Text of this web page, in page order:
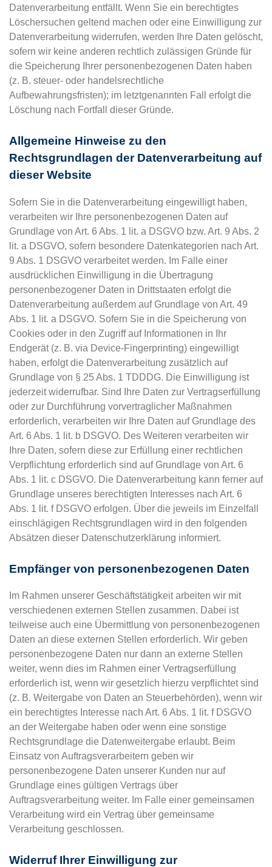
Datenverarbeitung entfällt. Wenn Sie ein berechtigtes
Löschersuchen geltend machen oder eine Einwilligung zur
Datenverarbeitung widerrufen, werden Ihre Daten gelöscht,
sofern wir keine anderen rechtlich zulässigen Gründe für
die Speicherung Ihrer personenbezogenen Daten haben
(z. B. steuer- oder handelsrechtliche
Aufbewahrungsfristen); im letztgenannten Fall erfolgt die
Löschung nach Fortfall dieser Gründe.
Allgemeine Hinweise zu den
Rechtsgrundlagen der Datenverarbeitung auf
dieser Website
Sofern Sie in die Datenverarbeitung eingewilligt haben,
verarbeiten wir Ihre personenbezogenen Daten auf
Grundlage von Art. 6 Abs. 1 lit. a DSGVO bzw. Art. 9 Abs. 2
lit. a DSGVO, sofern besondere Datenkategorien nach Art.
9 Abs. 1 DSGVO verarbeitet werden. Im Falle einer
ausdrücklichen Einwilligung in die Übertragung
personenbezogener Daten in Drittstaaten erfolgt die
Datenverarbeitung außerdem auf Grundlage von Art. 49
Abs. 1 lit. a DSGVO. Sofern Sie in die Speicherung von
Cookies oder in den Zugriff auf Informationen in Ihr
Endgerät (z. B. via Device-Fingerprinting) eingewilligt
haben, erfolgt die Datenverarbeitung zusätzlich auf
Grundlage von § 25 Abs. 1 TDDDG. Die Einwilligung ist
jederzeit widerrufbar. Sind Ihre Daten zur Vertragserfüllung
oder zur Durchführung vorvertraglicher Maßnahmen
erforderlich, verarbeiten wir Ihre Daten auf Grundlage des
Art. 6 Abs. 1 lit. b DSGVO. Des Weiteren verarbeiten wir
Ihre Daten, sofern diese zur Erfüllung einer rechtlichen
Verpflichtung erforderlich sind auf Grundlage von Art. 6
Abs. 1 lit. c DSGVO. Die Datenverarbeitung kann ferner auf
Grundlage unseres berechtigten Interesses nach Art. 6
Abs. 1 lit. f DSGVO erfolgen. Über die jeweils im Einzelfall
einschlägigen Rechtsgrundlagen wird in den folgenden
Absätzen dieser Datenschutzerklärung informiert.
Empfänger von personenbezogenen Daten
Im Rahmen unserer Geschäftstätigkeit arbeiten wir mit
verschiedenen externen Stellen zusammen. Dabei ist
teilweise auch eine Übermittlung von personenbezogenen
Daten an diese externen Stellen erforderlich. Wir geben
personenbezogene Daten nur dann an externe Stellen
weiter, wenn dies im Rahmen einer Vertragserfüllung
erforderlich ist, wenn wir gesetzlich hierzu verpflichtet sind
(z. B. Weitergabe von Daten an Steuerbehörden), wenn wir
ein berechtigtes Interesse nach Art. 6 Abs. 1 lit. f DSGVO
an der Weitergabe haben oder wenn eine sonstige
Rechtsgrundlage die Datenweitergabe erlaubt. Beim
Einsatz von Auftragsverarbeitern geben wir
personenbezogene Daten unserer Kunden nur auf
Grundlage eines gültigen Vertrags über
Auftragsverarbeitung weiter. Im Falle einer gemeinsamen
Verarbeitung wird ein Vertrag über gemeinsame
Verarbeitung geschlossen.
Widerruf Ihrer Einwilligung zur